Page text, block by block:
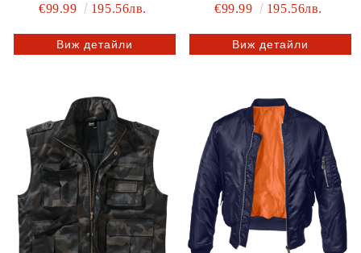
€99.99
195.56лв.
Виж детайли
€99.99
195.56лв.
Виж детайли